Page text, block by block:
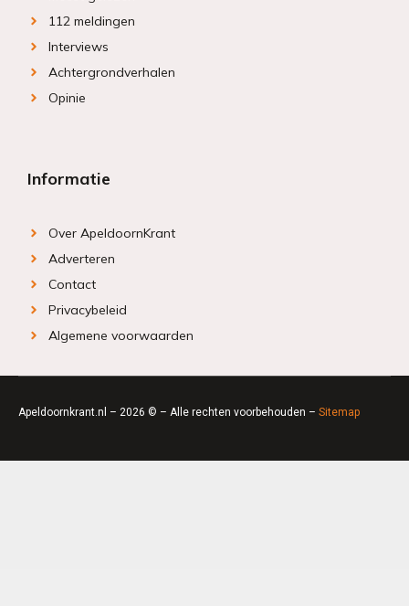
112 meldingen
Interviews
Achtergrondverhalen
Opinie
Informatie
Over ApeldoornKrant
Adverteren
Contact
Privacybeleid
Algemene voorwaarden
Apeldoornkrant.nl – 2026 © – Alle rechten voorbehouden – Sitemap